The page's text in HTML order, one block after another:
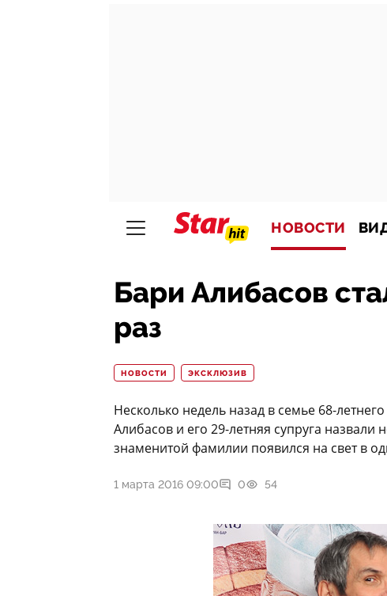
НОВОСТИ
Бари Алибасов
раз
НОВОСТИ ЭКСКЛЮЗИВ
Несколько недель назад в семье 68-
Алибасов и его 29-летняя супруга
знаменитой фамилии появился на свет в
1 марта 2016 09:00 0 54